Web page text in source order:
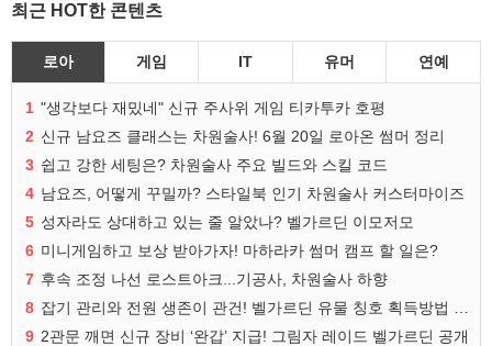
최근 HOT한 콘텐츠
로아 게임 IT 유머 연예
1 "생각보다 재밌네" 신규 주사위 게임 티카투카 호평
2 신규 남요즈 클래스는 차원술사! 6월 20일 로아온 썸머 정리
3 쉽고 강한 세팅은? 차원술사 주요 빌드와 스킬 코드
4 남요즈, 어떻게 꾸밀까? 스타일북 인기 차원술사 커스터마이즈
5 성자라도 상대하고 있는 줄 알았나? 벨가르딘 이모저모
6 미니게임하고 보상 받아가자! 마하라카 썸머 캠프 할 일은?
7 후속 조정 나선 로스트아크...기공사, 차원술사 하향
8
9 2관문 깨면 신규 장비 ‘완갑’ 지급! 그림자 레이드 벨가르딘 공개